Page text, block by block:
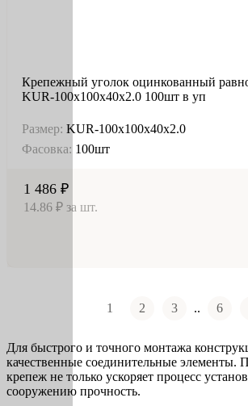
Крепежный уголок оцинкованный
KUR-100х100х40х2.0 100шт в уп
Размер: KUR-100х100х40х2.0
Фасовка: 100шт
1 486 ₽
14.86 ₽ за шт.
1 2 3 .. 6
Для быстрого и точного монтажа
качественные соединительные элементы.
крепеж не только ускоряет процесс
сооружению прочность.